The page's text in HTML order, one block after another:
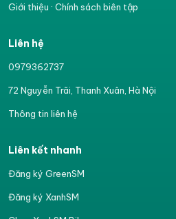
Giới thiệu · Chính sách biên tập
Liên hệ
0979362737
72 Nguyễn Trãi, Thanh Xuân, Hà Nội
Thông tin liên hệ
Liên kết nhanh
Đăng ký GreenSM
Đăng ký XanhSM